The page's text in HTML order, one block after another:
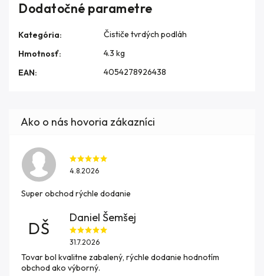
Dodatočné parametre
Kategória:
Čističe tvrdých podláh
Hmotnosť:
4.3 kg
EAN: 4054278926438
4.8.2026
Super obchod rýchle dodanie
DŠ
Daniel Šemšej
31.7.2026
Tovar bol kvalitne zabalený, rýchle dodanie hodnotím
obchod ako výborný.